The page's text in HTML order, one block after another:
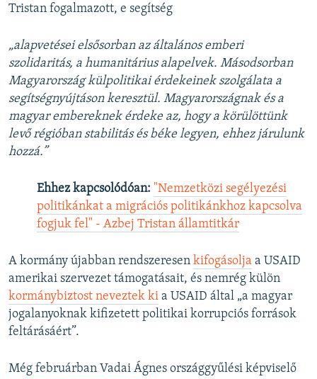
Tristan fogalmazott, e segítség
„alapvetései elsősorban az általános emberi
szolidaritás, a humanitárius alapelvek. Másodsorban
Magyarország külpolitikai érdekeinek szolgálata a
segítségnyújtáson keresztül. Magyarországnak és a
magyar embereknek érdeke az, hogy a körülöttünk
levő régióban stabilitás és béke legyen, ehhez járulunk
hozzá.”
Ehhez kapcsolódóan: "Nemzetközi segélyezési
politikánkat a migrációs politikánkhoz kapcsolva
fogjuk fel" - Azbej Tristan államtitkár
A kormány újabban rendszeresen kifogásolja a USAID
amerikai szervezet támogatásait, és nemrég külön
kormánybiztost neveztek ki a USAID által „a magyar
jogalanyoknak kifizetett politikai korrupciós források
feltárásáért”.
Még februárban Vadai Ágnes országgyűlési képviselő